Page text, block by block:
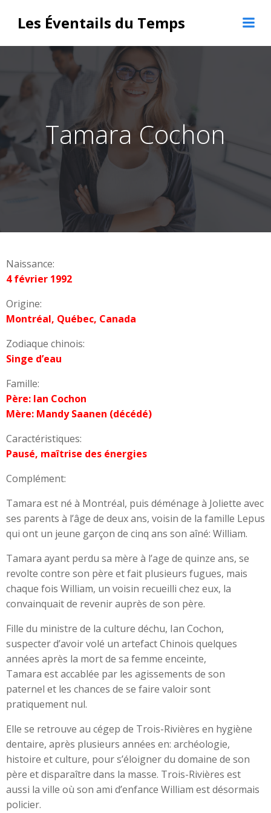
au
contenu
Les Éventails du Temps
Tamara Cochon
Naissance:
4 février 1992
Origine:
Montréal, Québec, Canada
Zodiaque chinois:
Singe d’eau
Famille:
Père: Ian Cochon
Mère: Mandy Saanen (décédé)
Caractéristiques:
Pausé, maîtrise des énergies
Complément:
Tamara est né à Montréal, puis déménage à Joliette avec
ses parents à l’âge de deux ans, voisin de la famille Lepus
qui ont un jeune garçon de cinq ans son aîné: William.
Tamara ayant perdu sa mère à l’age de quinze ans, se
revolte contre son père et fait plusieurs fugues, mais
chaque fois William, un voisin recueilli chez eux, la
convainquait de revenir auprès de son père.
Fille du ministre de la culture déchu, Ian Cochon,
suspecter d’avoir volé un artefact Chinois quelques
années après la mort de sa femme enceinte,
Tamara est accablée par les agissements de son
paternel et les chances de se faire valoir sont
pratiquement nul.
Elle se retrouve au cégep de Trois-Rivières en hygiène
dentaire, après plusieurs années en: archéologie,
histoire et culture, pour s’éloigner du domaine de son
père et disparaître dans la masse. Trois-Rivières est
aussi la ville où son ami d’enfance William est désormais
policier.